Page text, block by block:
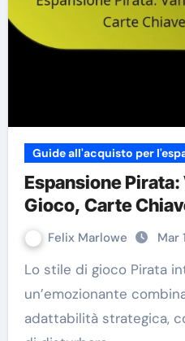
Guide all'acquisto per
Espansione
Gioco, Carte
Felix Marlowe Mar
Lo stile di gioco Pirata introduce
un’emozionante
adattabilità strategica,